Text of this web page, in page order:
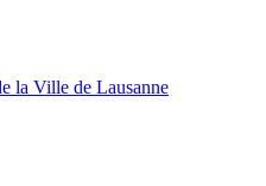
la Ville de Lausanne